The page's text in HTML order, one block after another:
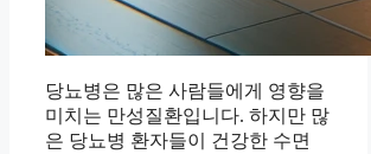
당뇨병은 많은 사람들에게 영향을
미치는 만성질환입니다. 하지만 많
은 당뇨병 환자들이 건강한 수면